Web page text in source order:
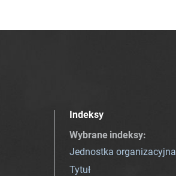
Indeksy
Wybrane indeksy:
Jednostka organizacyjna
Tytuł